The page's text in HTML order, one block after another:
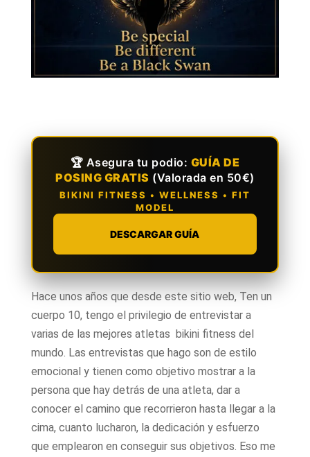
🏆 Asegura tu podio: GUÍA DE
POSING GRATIS (Valorada en 50€)
BIKINI FITNESS • WELLNESS • FIT
MODEL
DESCARGAR GUÍA
Hace unos años que desde este sitio web, Ten un
cuerpo 10, tengo el privilegio de entrevistar a
varias de las mejores atletas bikini fitness del
mundo. Las entrevistas que hago son de estilo
emocional y tienen como objetivo mostrar a la
persona que hay detrás de una atleta, dar a
conocer el camino que recorrieron hasta llegar a la
cima, cuanto lucharon, la dedicación y esfuerzo
que emplearon en conseguir sus objetivos. Eso me